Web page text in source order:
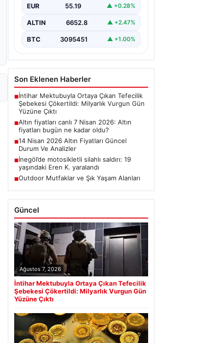
EUR 55.19 ▲ +0.28%
ALTIN 6652.8 ▲ +2.47%
BTC 3095451 ▲ +1.00%
Son Eklenen Haberler
■İntihar Mektubuyla Ortaya Çıkan Tefecilik
Şebekesi Çökertildi: Milyarlık Vurgun Gün
Yüzüne Çıktı
■Altın fiyatları canlı 7 Nisan 2026: Altın
fiyatları bugün ne kadar oldu?
■14 Nisan 2026 Altın Fiyatları Güncel
Durum Ve Analizler
■İnegöl’de motosikletli silahlı saldırı: 19
yaşındaki Eren K. yaralandı
■Outdoor Mutfaklar ve Şık Yaşam Alanları
Güncel
Ağustos 7, 2026
İntihar Mektubuyla Ortaya Çıkan Tefecilik
Şebekesi Çökertildi: Milyarlık Vurgun Gün
Yüzüne Çıktı